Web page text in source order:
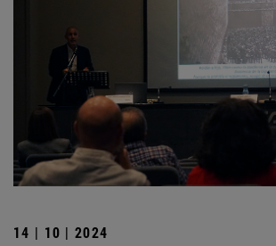
14 | 10 | 2024